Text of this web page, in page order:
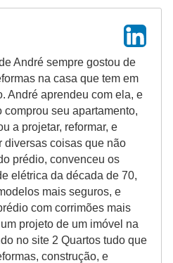
André sempre gostou de
na casa que tem em
André aprendeu com ela, e
comprou seu apartamento,
a projetar, reformar, e
diversas coisas que não
prédio, convenceu os
elétrica da década de 70,
mais seguros, e
com corrimões mais
projeto de um imóvel na
no site 2 Quartos tudo que
construção, e